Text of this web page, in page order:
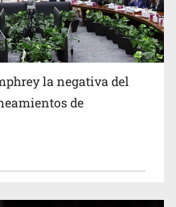
por caso
la negativa del
de